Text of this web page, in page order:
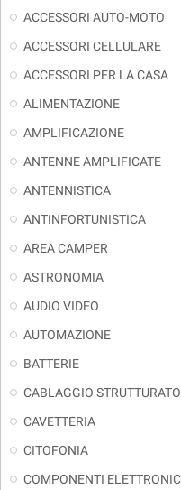
ACCESSORI AUTO-MOTO
ACCESSORI CELLULARE
ACCESSORI PER LA CASA
ALIMENTAZIONE
AMPLIFICAZIONE
ANTENNE AMPLIFICATE
ANTENNISTICA
ANTINFORTUNISTICA
AREA CAMPER
ASTRONOMIA
AUDIO VIDEO
AUTOMAZIONE
BATTERIE
CABLAGGIO STRUTTURATO
CAVETTERIA
CITOFONIA
COMPONENTI